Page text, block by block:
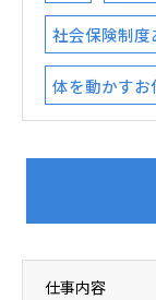
社会保険制度
体を動かすお
仕事内容